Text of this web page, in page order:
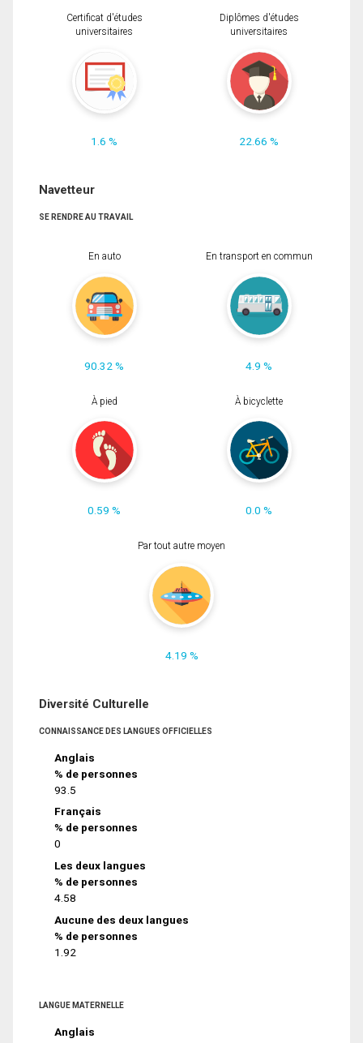
Certificat d'études
universitaires
1.6 %
Diplômes d'études
universitaires
22.66 %
Navetteur
SE RENDRE AU TRAVAIL
En auto
90.32 %
En transport en commun
4.9 %
À pied
0.59 %
À bicyclette
0.0 %
Par tout autre moyen
4.19 %
Diversité Culturelle
CONNAISSANCE DES LANGUES OFFICIELLES
Anglais
% de personnes
93.5
Français
% de personnes
0
Les deux langues
% de personnes
4.58
Aucune des deux langues
% de personnes
1.92
LANGUE MATERNELLE
Anglais